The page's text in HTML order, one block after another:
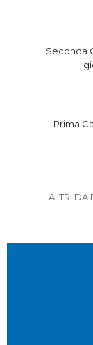
Seconda
Prima
ALTRI DA